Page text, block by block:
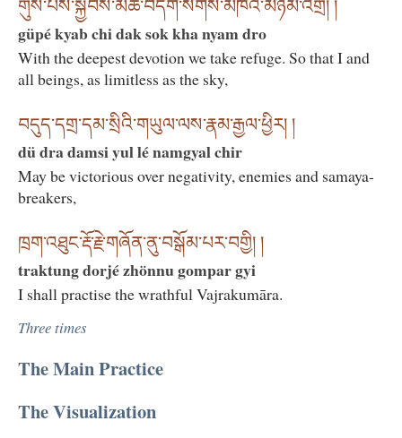
གུས་པས་སྐྱབས་མཆི་བདག་སོགས་མཁའ་མཉམ་འགྲོ། །
güpé kyab chi dak sok kha nyam dro
With the deepest devotion we take refuge. So that I and
all beings, as limitless as the sky,
བདུད་དགྲ་དམ་སྲིའི་གཡུལ་ལས་རྣམ་རྒྱལ་ཕྱིར། །
dü dra damsi yul lé namgyal chir
May be victorious over negativity, enemies and samaya-
breakers,
ཁྲག་འཐུང་རྡོ་རྗེ་གཞོན་ནུ་བསྒོམ་པར་བགྱི། །
traktung dorjé zhönnu gompar gyi
I shall practise the wrathful Vajrakumāra.
Three times
The Main Practice
The Visualization